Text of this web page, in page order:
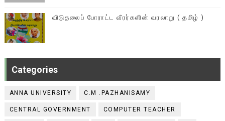
விடுதலைப் போராட்ட வீரர்களின் வரலாறு ( தமிழ் )
Categories
ANNA UNIVERSITY C.M .PAZHANISAMY
CENTRAL GOVERNMENT COMPUTER TEACHER